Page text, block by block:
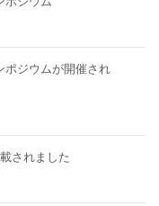
ポジウムが開催され
されました